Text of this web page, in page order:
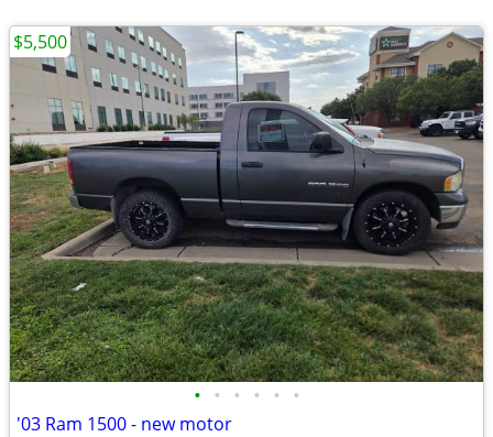
• • • • • •
'03 Ram 1500 - new motor
$5,500